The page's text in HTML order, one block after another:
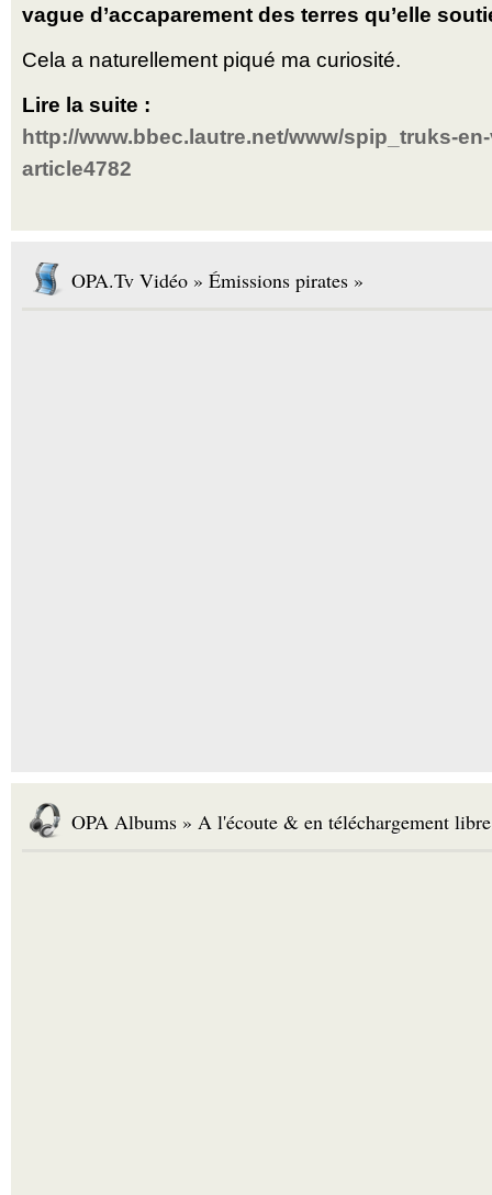
vague d’accaparement des terres qu’elle
Cela a naturellement piqué ma curiosité.
Lire la suite :
http://www.bbec.lautre.net/www/spip_truks-
article4782
OPA.Tv Vidéo » Émissions pirates »
OPA Albums » A l'écoute & en téléchargement